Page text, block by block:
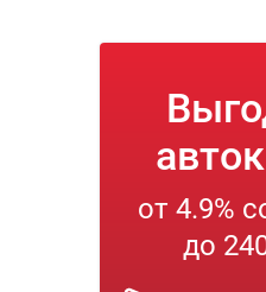
от 4.9%
до